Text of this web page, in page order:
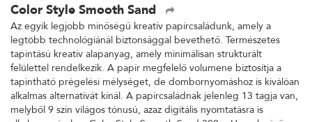
Color Style Smooth Sand
Az egyik legjobb minőségű kreatív papírcsaládunk, amely a
legtöbb technológiánál biztonsággal bevethető. Természetes
tapintású kreatív alapanyag, amely minimálisan strukturált
felülettel rendelkezik. A papír megfelelő volumene biztosítja a
tapintható prégelési mélységet, de dombornyomáshoz is kiválóan
alkalmas alternatívát kínál. A papírcsaládnak jelenleg 13 tagja van,
melyből 9 szín világos tónusú, azaz digitális nyomtatásra is